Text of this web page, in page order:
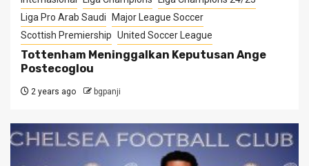
Liga Pro Arab Saudi
Major League Soccer
Scottish Premiership United Soccer League
Tottenham Meninggalkan Keputusan Ange
Postecoglou
2 years ago bgpanji